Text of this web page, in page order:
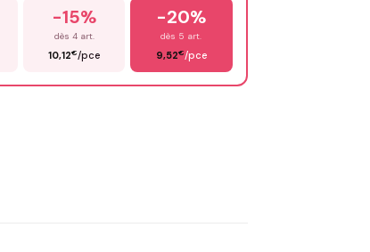
-15%
dès 4 art.
10,12€/pce
-20%
dès 5 art.
9,52€/pce